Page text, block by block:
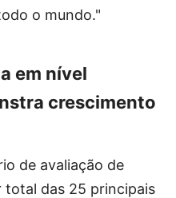
o mundo."
em nível
crescimento
de avaliação de
total das 25 principais